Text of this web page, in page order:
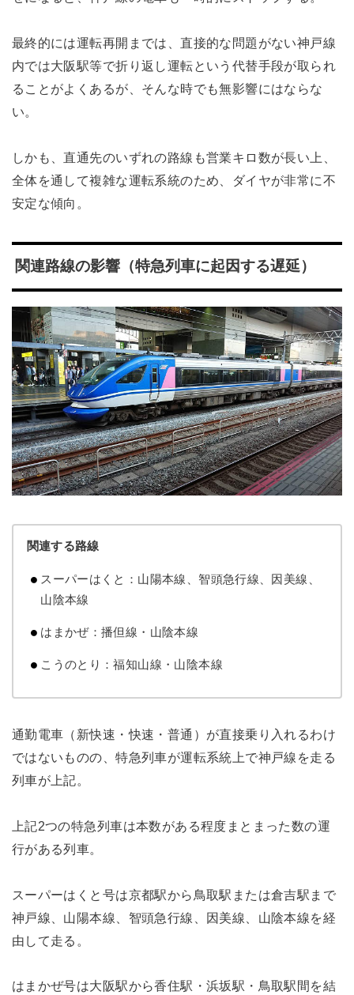
最終的には運転再開までは、直接的な問題がない神戸線
内では大阪駅等で折り返し運転という代替手段が取られ
ることがよくあるが、そんな時でも無影響にはならな
い。
しかも、直通先のいずれの路線も営業キロ数が長い上、
全体を通して複雑な運転系統のため、ダイヤが非常に不
安定な傾向。
関連路線の影響（特急列車に起因する遅延）
関連する路線
スーパーはくと：山陽本線、智頭急行線、因美線、
山陰本線
はまかぜ：播但線・山陰本線
こうのとり：福知山線・山陰本線
通勤電車（新快速・快速・普通）が直接乗り入れるわけ
ではないものの、特急列車が運転系統上で神戸線を走る
列車が上記。
上記2つの特急列車は本数がある程度まとまった数の運
行がある列車。
スーパーはくと号は京都駅から鳥取駅または倉吉駅まで
神戸線、山陽本線、智頭急行線、因美線、山陰本線を経
由して走る。
はまかぜ号は大阪駅から香住駅・浜坂駅・鳥取駅間を結